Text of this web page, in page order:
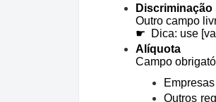
Discriminação
Outro campo
☛ Dica: use
Alíquota
Campo
Outros